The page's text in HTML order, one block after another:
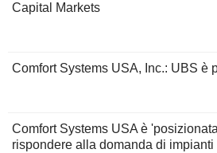
Capital Markets
Comfort Systems USA, Inc.: UBS è
Comfort Systems USA è
rispondere alla domanda di